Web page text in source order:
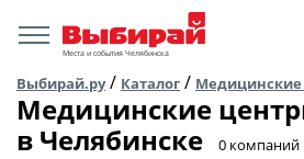
Места и события Челябинска
Выбирай.ру/ Каталог /
Медицинские
в Челябинске
​0 компаний